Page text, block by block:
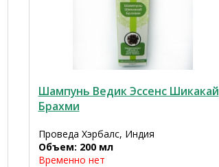
Шампунь Ведик Эссенс Шикакай
Брахми
Проведа Хэрбалс, Индия
Объем: 200 мл
Временно нет